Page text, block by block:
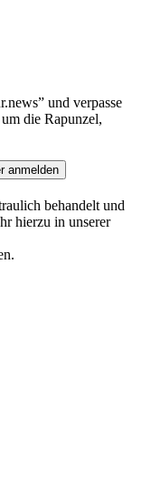
und verpasse
die Rapunzel,
behandelt und
hierzu in unserer